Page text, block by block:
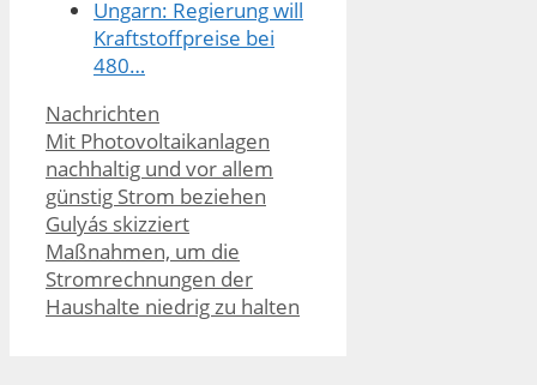
Ungarn: Regierung will
Kraftstoffpreise bei
480…
Kategorien
Nachrichten
Mit Photovoltaikanlagen
nachhaltig und vor allem
günstig Strom beziehen
Gulyás skizziert
Maßnahmen, um die
Stromrechnungen der
Haushalte niedrig zu halten